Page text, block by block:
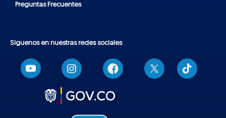
Preguntas Frecuentes
Síguenos en nuestras redes sociales
T
i
k